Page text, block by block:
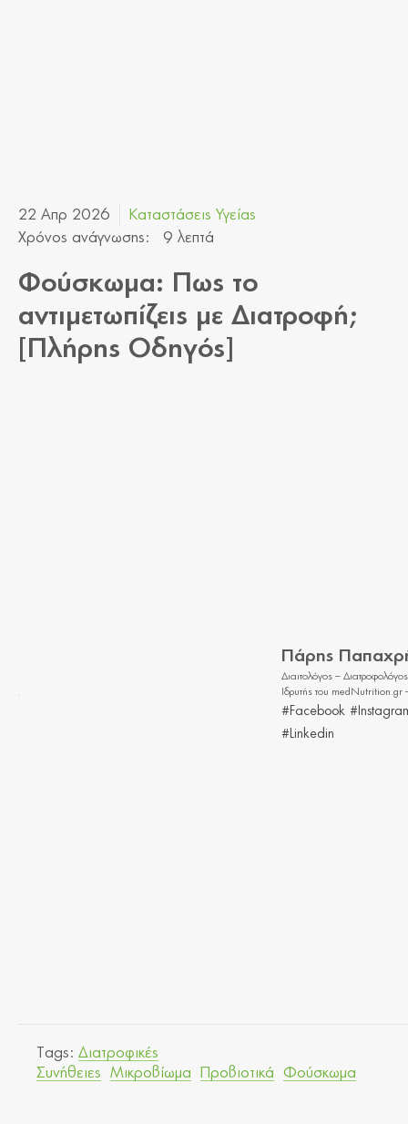
22 Απρ 2026
Καταστάσεις Υγείας
Χρόνος ανάγνωσης:
9 λεπτά
Φούσκωμα: Πως το
αντιμετωπίζεις με Διατροφή;
[Πλήρης Οδηγός]
Πάρης
Διαιτολόγος –
Ιδρυτής του medNutrition.gr
#Facebook
#Linkedin
Tags: Διατροφικές
Συνήθειες
Μικροβίωμα Προβιοτικά Φούσκωμα